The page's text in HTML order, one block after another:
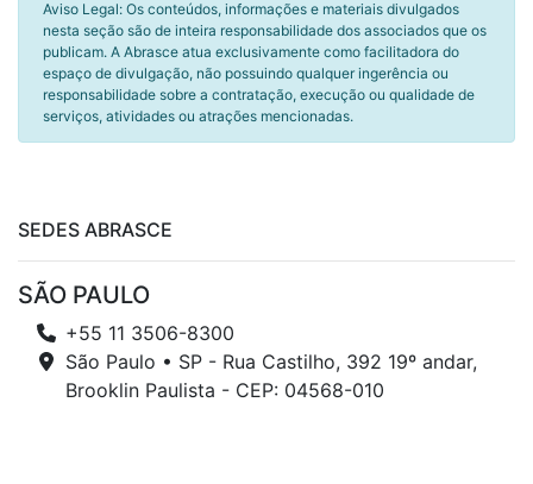
Aviso Legal: Os conteúdos, informações e materiais divulgados
nesta seção são de inteira responsabilidade dos associados que os
publicam. A Abrasce atua exclusivamente como facilitadora do
espaço de divulgação, não possuindo qualquer ingerência ou
responsabilidade sobre a contratação, execução ou qualidade de
serviços, atividades ou atrações mencionadas.
SEDES ABRASCE
SÃO PAULO
+55 11 3506-8300
São Paulo • SP - Rua Castilho, 392 19º andar,
Brooklin Paulista - CEP: 04568-010